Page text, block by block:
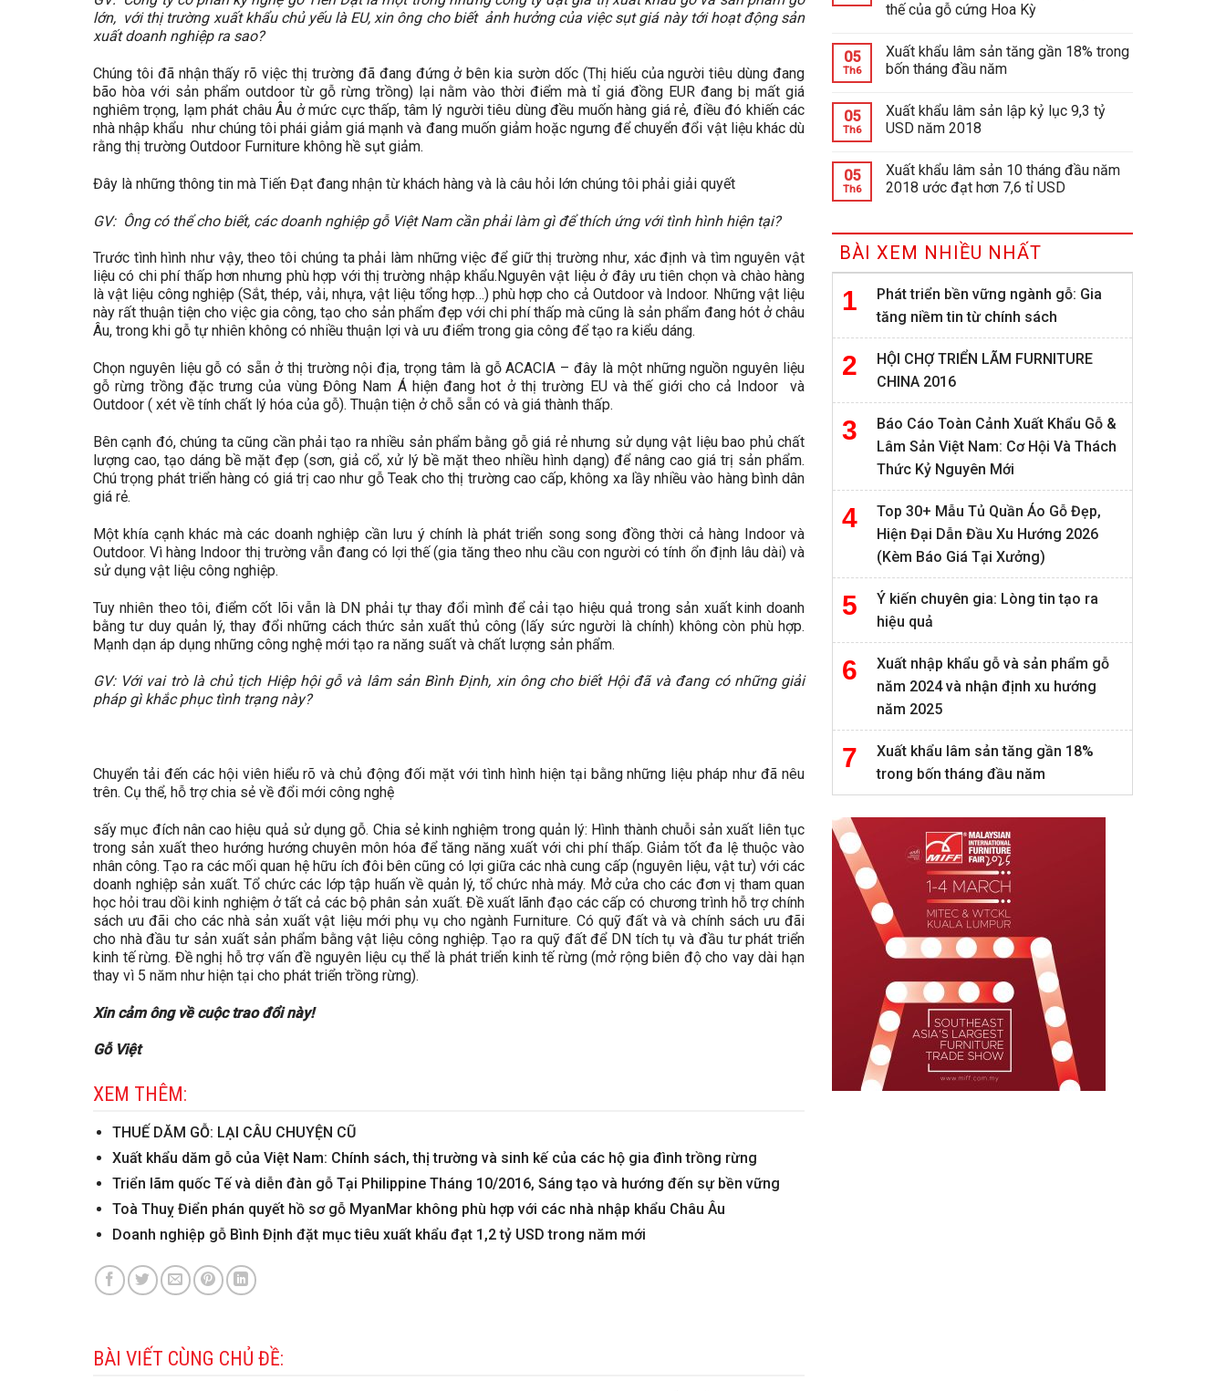
lớn, với thị trường xuất khẩu chủ yếu là EU, xin ông cho biết ảnh hưởng của việc sụt giá này tới hoạt động sản
xuất doanh nghiệp ra sao?
Chúng tôi đã nhận thấy rõ việc thị trường đã đang đứng ở bên kia sườn dốc (Thị hiếu của người tiêu dùng đang
bão hòa với sản phẩm outdoor từ gỗ rừng trồng) lại nằm vào thời điểm mà tỉ giá đồng EUR đang bị mất giá
nghiêm trọng, lạm phát châu Âu ở mức cực thấp, tâm lý người tiêu dùng đều muốn hàng giá rẻ, điều đó khiến các
nhà nhập khẩu như chúng tôi phái giảm giá mạnh và đang muốn giảm hoặc ngưng để chuyển đổi vật liệu khác dù
rằng thị trường Outdoor Furniture không hề sụt giảm.
Đây là những thông tin mà Tiến Đạt đang nhận từ khách hàng và là câu hỏi lớn chúng tôi phải giải quyết
GV: Ông có thể cho biết, các doanh nghiệp gỗ Việt Nam cần phải làm gì để thích ứng với tình hình hiện tại?
Trước tình hình như vậy, theo tôi chúng ta phải làm những việc để giữ thị trường như, xác định và tìm nguyên vật
liệu có chi phí thấp hơn nhưng phù hợp với thị trường nhập khẩu.Nguyên vật liệu ở đây ưu tiên chọn và chào hàng
là vật liệu công nghiệp (Sắt, thép, vải, nhựa, vật liệu tổng hợp…) phù hợp cho cả Outdoor và Indoor. Những vật liệu
này rất thuận tiện cho việc gia công, tạo cho sản phẩm đẹp với chi phí thấp mà cũng là sản phẩm đang hót ở châu
Âu, trong khi gỗ tự nhiên không có nhiều thuận lợi và ưu điểm trong gia công để tạo ra kiểu dáng.
Chọn nguyên liệu gỗ có sẵn ở thị trường nội địa, trọng tâm là gỗ ACACIA – đây là một những nguồn nguyên liệu
gỗ rừng trồng đặc trưng của vùng Đông Nam Á hiện đang hot ở thị trường EU và thế giới cho cả Indoor và
Outdoor ( xét về tính chất lý hóa của gỗ). Thuận tiện ở chỗ sẵn có và giá thành thấp.
Bên cạnh đó, chúng ta cũng cần phải tạo ra nhiều sản phẩm bằng gỗ giá rẻ nhưng sử dụng vật liệu bao phủ chất
lượng cao, tạo dáng bề mặt đẹp (sơn, giả cổ, xử lý bề mặt theo nhiều hình dạng) để nâng cao giá trị sản phẩm.
Chú trọng phát triển hàng có giá trị cao như gỗ Teak cho thị trường cao cấp, không xa lầy nhiều vào hàng bình dân
giá rẻ.
Một khía cạnh khác mà các doanh nghiệp cần lưu ý chính là phát triển song song đồng thời cả hàng Indoor và
Outdoor. Vì hàng Indoor thị trường vẫn đang có lợi thế (gia tăng theo nhu cầu con người có tính ổn định lâu dài) và
sử dụng vật liệu công nghiệp.
Tuy nhiên theo tôi, điểm cốt lõi vẫn là DN phải tự thay đổi mình để cải tạo hiệu quả trong sản xuất kinh doanh
bằng tư duy quản lý, thay đổi những cách thức sản xuất thủ công (lấy sức người là chính) không còn phù hợp.
Mạnh dạn áp dụng những công nghệ mới tạo ra năng suất và chất lượng sản phẩm.
GV: Với vai trò là chủ tịch Hiệp hội gỗ và lâm sản Bình Định, xin ông cho biết Hội đã và đang có những giải
pháp gì khắc phục tình trạng này?
Chuyển tải đến các hội viên hiểu rõ và chủ động đối mặt với tình hình hiện tại bằng những liệu pháp như đã nêu
trên. Cụ thể, hỗ trợ chia sẻ về đổi mới công nghệ
sấy mục đích nân cao hiệu quả sử dụng gỗ. Chia sẻ kinh nghiệm trong quản lý: Hình thành chuỗi sản xuất liên tục
trong sản xuất theo hướng hướng chuyên môn hóa để tăng năng xuất với chi phí thấp. Giảm tốt đa lệ thuộc vào
nhân công. Tạo ra các mối quan hệ hữu ích đôi bên cũng có lợi giữa các nhà cung cấp (nguyên liệu, vật tư) với các
doanh nghiệp sản xuất. Tổ chức các lớp tập huấn về quản lý, tổ chức nhà máy. Mở cửa cho các đơn vị tham quan
học hỏi trau dồi kinh nghiệm ở tất cả các bộ phân sản xuất. Đề xuất lãnh đạo các cấp có chương trình hỗ trợ chính
sách ưu đãi cho các nhà sản xuất vật liệu mới phụ vụ cho ngành Furniture. Có quỹ đất và và chính sách ưu đãi
cho nhà đầu tư sản xuất sản phẩm bằng vật liệu công nghiệp. Tạo ra quỹ đất để DN tích tụ và đầu tư phát triển
kinh tế rừng. Đề nghị hỗ trợ vấn đề nguyên liệu cụ thể là phát triển kinh tế rừng (mở rộng biên độ cho vay dài hạn
thay vì 5 năm như hiện tại cho phát triển trồng rừng).
Xin cảm ông về cuộc trao đổi này!
Gỗ Việt
XEM THÊM:
THUẾ DĂM GỖ: LẠI CÂU CHUYỆN CŨ
Xuất khẩu dăm gỗ của Việt Nam: Chính sách, thị trường và sinh kế của các hộ gia đình trồng rừng
Triển lãm quốc Tế và diễn đàn gỗ Tại Philippine Tháng 10/2016, Sáng tạo và hướng đến sự bền vững
Toà Thuỵ Điển phán quyết hồ sơ gỗ MyanMar không phù hợp với các nhà nhập khẩu Châu Âu
Doanh nghiệp gỗ Bình Định đặt mục tiêu xuất khẩu đạt 1,2 tỷ USD trong năm mới
BÀI VIẾT CÙNG CHỦ ĐỀ:
thế của gỗ cứng Hoa Kỳ
05
Th6
Xuất khẩu lâm sản tăng gần 18% trong
bốn tháng đầu năm
05
Th6
Xuất khẩu lâm sản lập kỷ lục 9,3 tỷ
USD năm 2018
05
Th6
Xuất khẩu lâm sản 10 tháng đầu năm
2018 ước đạt hơn 7,6 tỉ USD
BÀI XEM NHIỀU NHẤT
Phát triển bền vững ngành gỗ: Gia
tăng niềm tin từ chính sách
HỘI CHỢ TRIỂN LÃM FURNITURE
CHINA 2016
Báo Cáo Toàn Cảnh Xuất Khẩu Gỗ &
Lâm Sản Việt Nam: Cơ Hội Và Thách
Thức Kỷ Nguyên Mới
Top 30+ Mẫu Tủ Quần Áo Gỗ Đẹp,
Hiện Đại Dẫn Đầu Xu Hướng 2026
(Kèm Báo Giá Tại Xưởng)
Ý kiến chuyên gia: Lòng tin tạo ra
hiệu quả
Xuất nhập khẩu gỗ và sản phẩm gỗ
năm 2024 và nhận định xu hướng
năm 2025
Xuất khẩu lâm sản tăng gần 18%
trong bốn tháng đầu năm